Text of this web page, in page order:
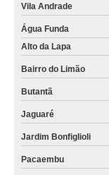
Vila Andrade
Água Funda
Alto da Lapa
Bairro do Limão
Butantã
Jaguaré
Jardim Bonfiglioli
Pacaembu